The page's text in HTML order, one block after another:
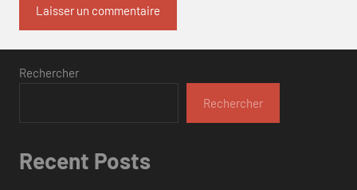
Rechercher
Rechercher
Recent Posts